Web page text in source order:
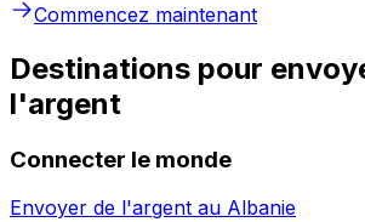
Commencez maintenant
Destinations pour
l'argent
Connecter le monde
Envoyer de l'argent au Albanie